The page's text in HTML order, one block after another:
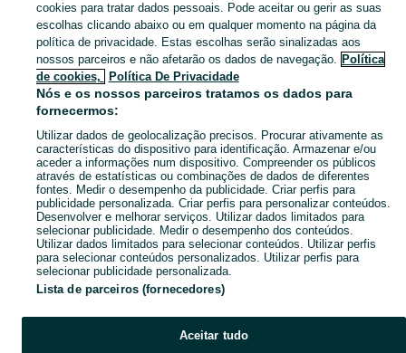
Navegue pelos últimos anúncios de Discos Vinil - CDS - Música em Massamá E Monte Abraão no OLX Portugal. Compre e venda produtos locais com facilidade e segurança. Mostrar
Mapa do site
Mapa das freguesias
Mapa de mini-sites
Pesquisas populares
cookies para tratar dados pessoais. Pode aceitar ou gerir as suas
escolhas clicando abaixo ou em qualquer momento na página da
política de privacidade. Estas escolhas serão sinalizadas aos
nossos parceiros e não afetarão os dados de navegação. Política
de cookies,
Política De Privacidade
Nós e os nossos parceiros tratamos os dados para
fornecermos:
Utilizar dados de geolocalização precisos. Procurar ativamente as
características do dispositivo para identificação. Armazenar e/ou
aceder a informações num dispositivo. Compreender os públicos
através de estatísticas ou combinações de dados de diferentes
fontes. Medir o desempenho da publicidade. Criar perfis para
publicidade personalizada. Criar perfis para personalizar conteúdos.
Desenvolver e melhorar serviços. Utilizar dados limitados para
selecionar publicidade. Medir o desempenho dos conteúdos.
Utilizar dados limitados para selecionar conteúdos. Utilizar perfis
para selecionar conteúdos personalizados. Utilizar perfis para
selecionar publicidade personalizada.
Lista de parceiros (fornecedores)
Aceitar tudo